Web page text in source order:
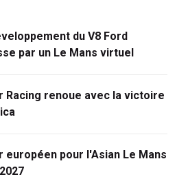
du V8 Ford
par un Le Mans virtuel
Racing renoue avec la victoire
européen pour l'Asian Le Mans